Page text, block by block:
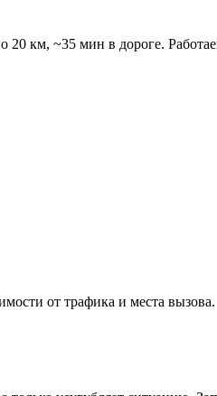
км, ~35 мин в дороге.
от трафика и места вызова.